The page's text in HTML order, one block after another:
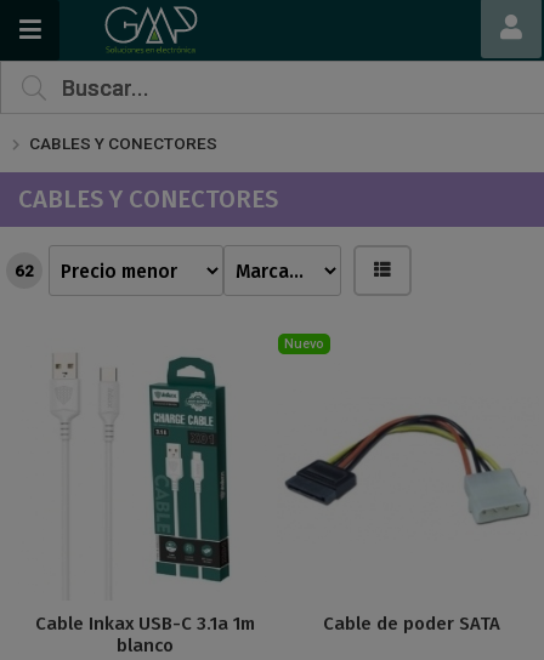
CABLES Y CONECTORES
CABLES Y CONECTORES
62
Cable Inkax USB-C 3.1a 1m
blanco
Nuevo
Cable de poder SATA